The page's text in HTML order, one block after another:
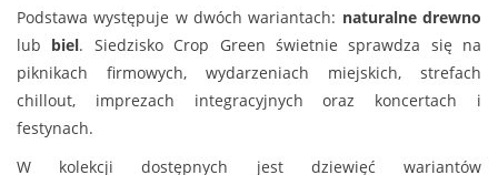
Podstawa występuje w dwóch wariantach: naturalne drewno
lub biel. Siedzisko Crop Green świetnie sprawdza się na
piknikach firmowych, wydarzeniach miejskich, strefach
chillout, imprezach integracyjnych oraz koncertach i
festynach.
W kolekcji dostępnych jest dziewięć wariantów